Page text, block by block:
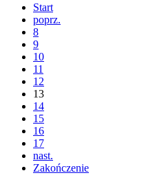
Start
poprz.
8
9
10
11
12
13
14
15
16
17
nast.
Zakończenie